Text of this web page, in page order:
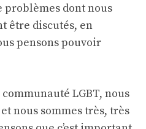
problèmes dont nous
être discutés, en
pensons pouvoir
LGBT, nous
nous sommes très, très